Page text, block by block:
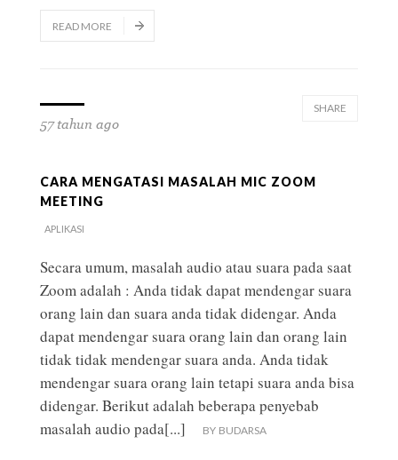
READ MORE
57 tahun ago
SHARE
CARA MENGATASI MASALAH MIC ZOOM
MEETING
APLIKASI
Secara umum, masalah audio atau suara pada saat
Zoom adalah : Anda tidak dapat mendengar suara
orang lain dan suara anda tidak didengar. Anda
dapat mendengar suara orang lain dan orang lain
tidak tidak mendengar suara anda. Anda tidak
mendengar suara orang lain tetapi suara anda bisa
didengar. Berikut adalah beberapa penyebab
masalah audio pada[...] BY BUDARSA